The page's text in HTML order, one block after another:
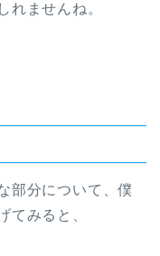
れませんね。
部分について、僕
てみると、